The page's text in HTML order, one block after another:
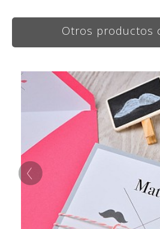
Otros productos